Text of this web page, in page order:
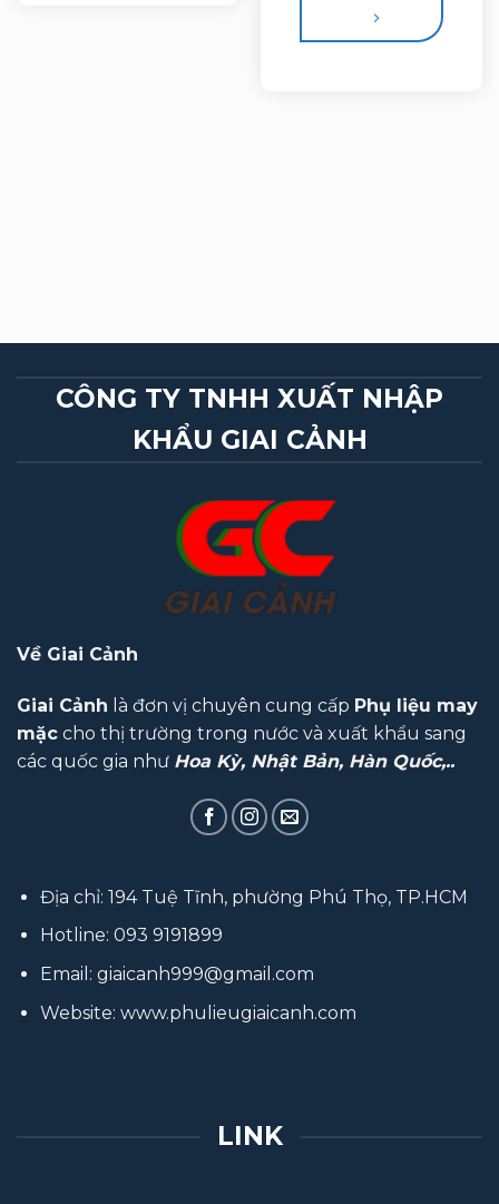
CÔNG TY TNHH XUẤT NHẬP
KHẨU GIAI CẢNH
Về Giai Cảnh
Giai Cảnh là đơn vị chuyên cung cấp Phụ liệu may
mặc cho thị trường trong nước và xuất khẩu sang
các quốc gia như Hoa Kỳ, Nhật Bản, Hàn Quốc,..
Địa chỉ: 194 Tuệ Tĩnh, phường Phú Thọ, TP.HCM
Hotline: 093 9191899
Email: giaicanh999@gmail.com
Website: www.phulieugiaicanh.com
LINK